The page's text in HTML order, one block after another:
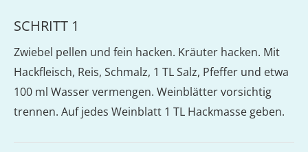
SCHRITT 1
Zwiebel pellen und fein hacken. Kräuter hacken. Mit
Hackfleisch, Reis, Schmalz, 1 TL Salz, Pfeffer und etwa
100 ml Wasser vermengen. Weinblätter vorsichtig
trennen. Auf jedes Weinblatt 1 TL Hackmasse geben.